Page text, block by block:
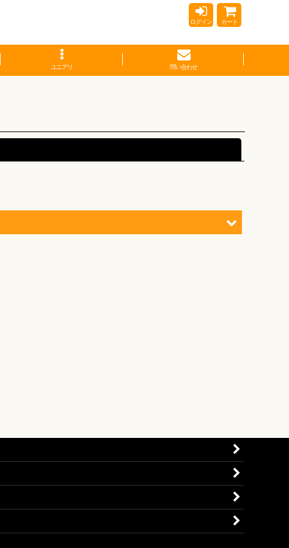
ログイン カート
ユニアリ 問い合わせ